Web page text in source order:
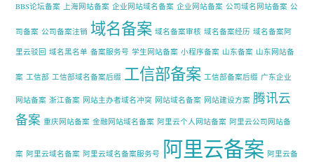
BBS论坛备案 上海网站备案 企业网站域名备案 企业网站备案 公司域名网站备案 公
司备案 公司备案注销 域名备案 域名备案审核 域名备案经历 域名备案阿
里云驳回 域名黑名单 备案服务号 学生网站备案 小程序备案 山东备案 山东网站备
案 工信部 工信部域名备案后缀 工信部备案 工信部备案后缀 广东企业
网站备案 浙江备案 网站主办者域名冲突 网站域名备案 网站建设方案 腾讯云
备案 重庆网站备案 金融网站域名备案 阿里云个人网站备案 阿里云公司网站备
案 阿里云域名备案 阿里云域名备案服务号 阿里云备案 阿里云备